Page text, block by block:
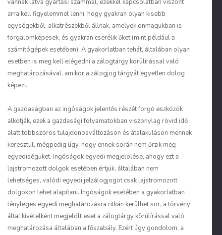
vannak látva gyártási számmal, ezekkel kapcsolatban viszont
arra kell figyelemmel lenni, hogy gyakran olyan kisebb
egységekből, alkatrészekből állnak, amelyek önmagukban is
forgalomképesek, és gyakran cserélik őket (mint például a
számítógépek esetében). A gyakorlatban tehát, általában olyan
esetben is meg kell elégedni a zálogtárgy körülírással való
meghatározásával, amikor a zálogjog tárgyát egyetlen dolog
képezi.
A gazdaságban az ingóságok jelentős részét forgó eszközök
alkotják, ezek a gazdasági folyamatokban viszonylag rövid idő
alatt többszörös tulajdonosváltozáson és átalakuláson mennek
keresztül, mégpedig úgy, hogy ennek során nem őrzik meg
egyediségüket. Ingóságok egyedi megjelölése, ahogy ezt a
lajstromozott dolgok esetében értjük, általában nem
lehetséges, valódi egyedi jelzálogjogot csak lajstromozott
dolgokon lehet alapítani. Ingóságok esetében a gyakorlatban
tényleges egyedi meghatározásra ritkán kerülhet sor, a törvény
által kivételként megjelölt eset a zálogtárgy körülírással való
meghatározása általában a főszabály. Ezért úgy gondolom, a